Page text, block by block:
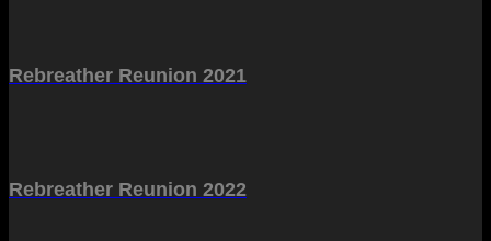
Rebreather Reunion 2021
Rebreather Reunion 2022